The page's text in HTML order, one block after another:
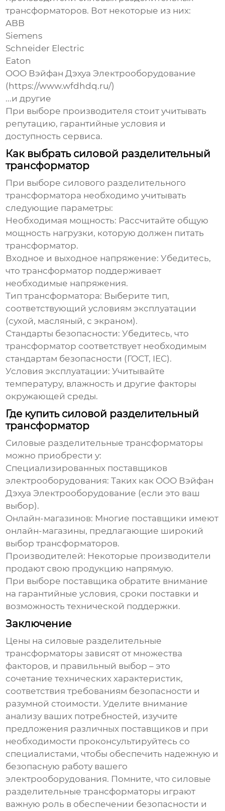
трансформаторов. Вот некоторые из них:
ABB
Siemens
Schneider Electric
Eaton
ООО Вэйфан Дэхуа Электрооборудование
( https://www.wfdhdq.ru/)
...и другие
При выборе производителя стоит учитывать
репутацию, гарантийные условия и
доступность сервиса.
Как выбрать силовой разделительный
трансформатор
При выборе силового разделительного
трансформатора необходимо учитывать
следующие параметры:
Необходимая мощность: Рассчитайте общую
мощность нагрузки, которую должен питать
трансформатор.
Входное и выходное напряжение: Убедитесь,
что трансформатор поддерживает
необходимые напряжения.
Тип трансформатора: Выберите тип,
соответствующий условиям эксплуатации
(сухой, масляный, с экраном).
Стандарты безопасности: Убедитесь, что
трансформатор соответствует необходимым
стандартам безопасности (ГОСТ, IEC).
Условия эксплуатации: Учитывайте
температуру, влажность и другие факторы
окружающей среды.
Где купить силовой разделительный
трансформатор
Силовые разделительные трансформаторы
можно приобрести у:
Специализированных поставщиков
электрооборудования: Таких как ООО Вэйфан
Дэхуа Электрооборудование (если это ваш
выбор).
Онлайн-магазинов: Многие поставщики имеют
онлайн-магазины, предлагающие широкий
выбор трансформаторов.
Производителей: Некоторые производители
продают свою продукцию напрямую.
При выборе поставщика обратите внимание
на гарантийные условия, сроки поставки и
возможность технической поддержки.
Заключение
Цены на силовые разделительные
трансформаторы зависят от множества
факторов, и правильный выбор – это
сочетание технических характеристик,
соответствия требованиям безопасности и
разумной стоимости. Уделите внимание
анализу ваших потребностей, изучите
предложения различных поставщиков и при
необходимости проконсультируйтесь со
специалистами, чтобы обеспечить надежную и
безопасную работу вашего
электрооборудования. Помните, что силовые
разделительные трансформаторы играют
важную роль в обеспечении безопасности и